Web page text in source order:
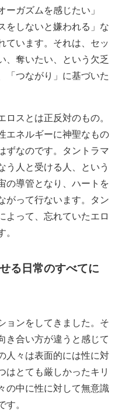
ーガズムを感じたい」
をしないと嫌われる」な
ています。それは、セッ
、奪いたい、という欠乏
「つながり」に基づいた
スとは正反対のもの。
エネルギーに神聖なもの
ずなのです。タントラマ
う人と受ける人、という
の導管となり、ハートを
がって行ないます。タン
よって、忘れていたエロ
。
る日常のすべてに
ョンをしてきました。そ
き合い方が違うと感じて
人々は表面的には性に対
はとても厳しかったキリ
の中に性に対して無意識
す。